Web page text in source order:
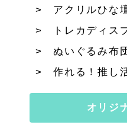
アクリルひな
トレカディス
ぬいぐるみ布
作れる！推し
オリジ